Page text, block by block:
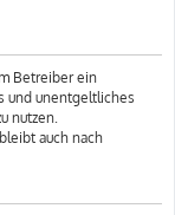
Betreiber ein
und unentgeltliches
nutzen.
auch nach